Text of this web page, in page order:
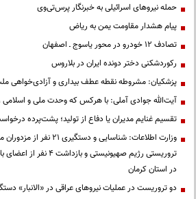
حمله نیروهای اسرائیلی به خبرنگار پرس‌تی‌وی
پیام هشدار مقاومت یمن به ریاض
تصادف ۱۲ خودرو در محور یاسوج ـ اصفهان
رکوردشکنی دختر دونده ایران در بلاروس
پزشکیان: مشروطه نقطه عطف بیداری و آزادی‌خواهی
آیت‌الله جوادی آملی: با هرکس که وحدت ملی و اسلامی را
تقسیم غنایم مدیران یا دفاع از تولید؛ پشت‌پرده
وزارت اطلاعات: شناسایی و
تروریستی رژیم
در استان کرمان
دو تروریست در عملیات نیروهای عراقی در «الانبار»